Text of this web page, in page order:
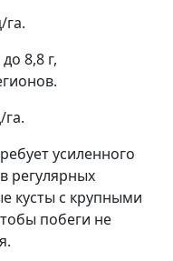
8,8 г,
усиленного
регулярных
кусты с крупными
побеги не